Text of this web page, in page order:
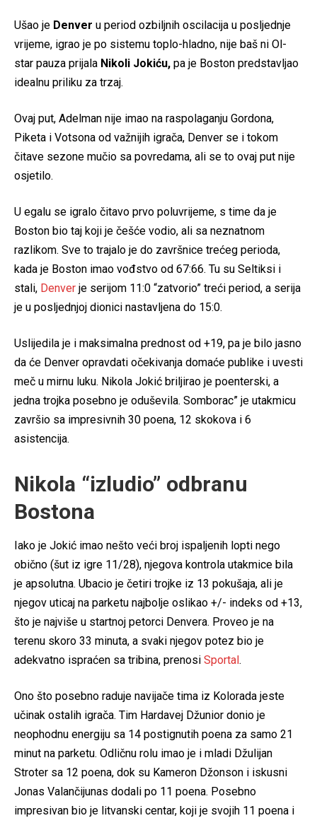
Ušao je Denver u period ozbiljnih oscilacija u posljednje
vrijeme, igrao je po sistemu toplo-hladno, nije baš ni Ol-
star pauza prijala Nikoli Jokiću, pa je Boston predstavljao
idealnu priliku za trzaj.
Ovaj put, Adelman nije imao na raspolaganju Gordona,
Piketa i Votsona od važnijih igrača, Denver se i tokom
čitave sezone mučio sa povredama, ali se to ovaj put nije
osjetilo.
U egalu se igralo čitavo prvo poluvrijeme, s time da je
Boston bio taj koji je češće vodio, ali sa neznatnom
razlikom. Sve to trajalo je do završnice trećeg perioda,
kada je Boston imao vođstvo od 67:66. Tu su Seltiksi i
stali, Denver je serijom 11:0 “zatvorio” treći period, a serija
je u posljednjoj dionici nastavljena do 15:0.
Uslijedila je i maksimalna prednost od +19, pa je bilo jasno
da će Denver opravdati očekivanja domaće publike i uvesti
meč u mirnu luku. Nikola Jokić briljirao je poenterski, a
jedna trojka posebno je oduševila. Somborac” je utakmicu
završio sa impresivnih 30 poena, 12 skokova i 6
asistencija.
Nikola “izludio” odbranu
Bostona
Iako je Jokić imao nešto veći broj ispaljenih lopti nego
obično (šut iz igre 11/28), njegova kontrola utakmice bila
je apsolutna. Ubacio je četiri trojke iz 13 pokušaja, ali je
njegov uticaj na parketu najbolje oslikao +/- indeks od +13,
što je najviše u startnoj petorci Denvera. Proveo je na
terenu skoro 33 minuta, a svaki njegov potez bio je
adekvatno ispraćen sa tribina, prenosi Sportal.
Ono što posebno raduje navijače tima iz Kolorada jeste
učinak ostalih igrača. Tim Hardavej Džunior donio je
neophodnu energiju sa 14 postignutih poena za samo 21
minut na parketu. Odličnu rolu imao je i mladi Džulijan
Stroter sa 12 poena, dok su Kameron Džonson i iskusni
Jonas Valančijunas dodali po 11 poena. Posebno
impresivan bio je litvanski centar, koji je svojih 11 poena i